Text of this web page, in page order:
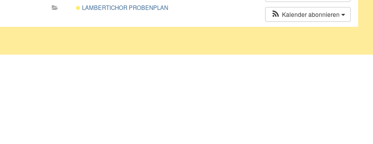
Kalender abonnieren
LAMBERTICHOR PROBENPLAN